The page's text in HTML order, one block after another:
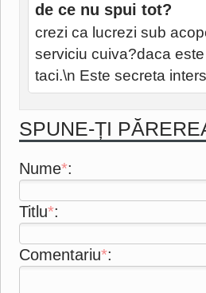
de ce nu spui tot?
crezi ca lucrezi sub
serviciu cuiva?daca
taci.\n Este secreta
SPUNE-ȚI
Nume*:
Titlu*:
Comentariu*: